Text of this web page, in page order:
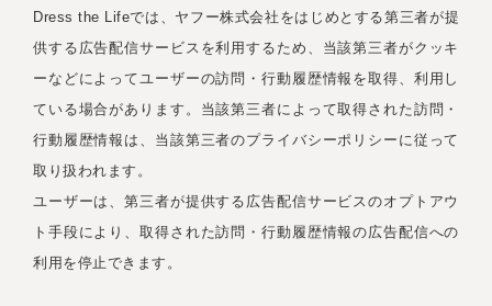
Dress the Lifeでは、ヤフー株式会社をはじめとする第三者が提
供する広告配信サービスを利用するため、当該第三者がクッキ
ーなどによってユーザーの訪問・行動履歴情報を取得、利用し
ている場合があります。当該第三者によって取得された訪問・
行動履歴情報は、当該第三者のプライバシーポリシーに従って
取り扱われます。
ユーザーは、第三者が提供する広告配信サービスのオプトアウ
ト手段により、取得された訪問・行動履歴情報の広告配信への
利用を停止できます。